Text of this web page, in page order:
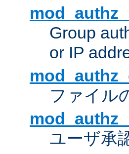
Group
or IP
ファイル
ユーザ承